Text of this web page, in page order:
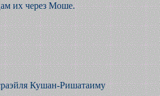
их через Моше.
Кушан-Ришатаиму